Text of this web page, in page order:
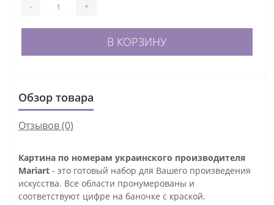
- +
В КОРЗИНУ
Обзор товара
Отзывов (0)
Картина по номерам украинского производителя
Mariart - это готовый набор для Вашего произведения
искусства. Все области пронумерованы и
соответствуют цифре на баночке с краской.